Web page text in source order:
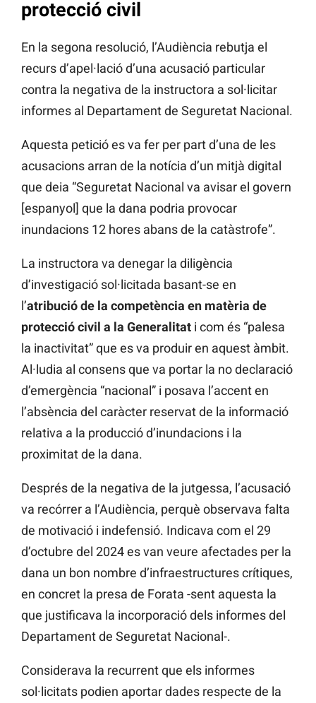
protecció civil
En la segona resolució, l’Audiència rebutja el
recurs d’apel·lació d’una acusació particular
contra la negativa de la instructora a sol·licitar
informes al Departament de Seguretat Nacional.
Aquesta petició es va fer per part d’una de les
acusacions arran de la notícia d’un mitjà digital
que deia “Seguretat Nacional va avisar el govern
[espanyol] que la dana podria provocar
inundacions 12 hores abans de la catàstrofe”.
La instructora va denegar la diligència
d’investigació sol·licitada basant-se en
l’atribució de la competència en matèria de
protecció civil a la Generalitat i com és “palesa
la inactivitat” que es va produir en aquest àmbit.
Al·ludia al consens que va portar la no declaració
d’emergència “nacional” i posava l’accent en
l’absència del caràcter reservat de la informació
relativa a la producció d’inundacions i la
proximitat de la dana.
Després de la negativa de la jutgessa, l’acusació
va recórrer a l’Audiència, perquè observava falta
de motivació i indefensió. Indicava com el 29
d’octubre del 2024 es van veure afectades per la
dana un bon nombre d’infraestructures crítiques,
en concret la presa de Forata -sent aquesta la
que justificava la incorporació dels informes del
Departament de Seguretat Nacional-.
Considerava la recurrent que els informes
sol·licitats podien aportar dades respecte de la